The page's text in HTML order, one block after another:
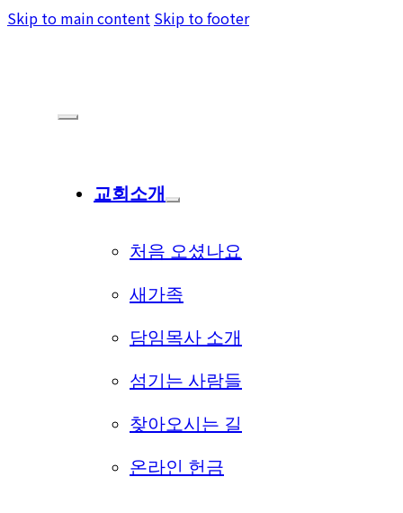
Skip to main content Skip to footer
교회소개
처음 오셨나요
새가족
담임목사 소개
섬기는 사람들
찾아오시는 길
온라인 헌금